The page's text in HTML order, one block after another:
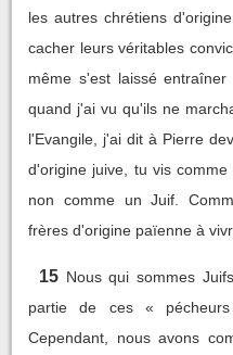
les autres chrétiens
cacher leurs véritables
même s'est laissé entraîner
quand j'ai vu qu'ils ne
l'Evangile, j'ai dit à Pierre
d'origine juive, tu vis
non comme un Juif.
frères d'origine païenne à
15 Nous qui sommes
partie de ces «
Cependant, nous avons